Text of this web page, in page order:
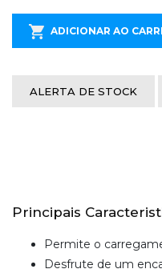
ADICIONAR AO
ALERTA DE STOCK
Principais
Permite o
Desfrute de um